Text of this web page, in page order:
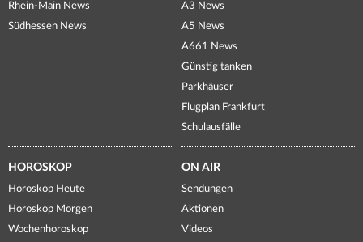
Rhein-Main News
Südhessen News
A3 News
A5 News
A661 News
Günstig tanken
Parkhäuser
Flugplan Frankfurt
Schulausfälle
HOROSKOP
Horoskop Heute
Horoskop Morgen
Wochenhoroskop
ON AIR
Sendungen
Aktionen
Videos